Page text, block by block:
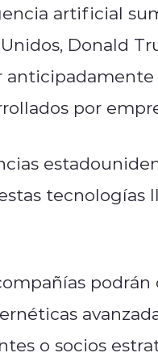
artificial
Donald
por
tecnologías
o socios